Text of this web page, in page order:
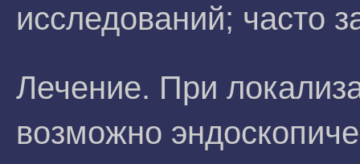
исследований; часто
Лечение. При
возможно